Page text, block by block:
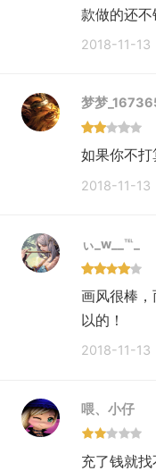
款做的还
2018-11-13
梦梦
如果你不
2018-11-13
ぃ_w__℡_
画风很棒
以的！
2018-11-13
喂、小仔
充了钱就